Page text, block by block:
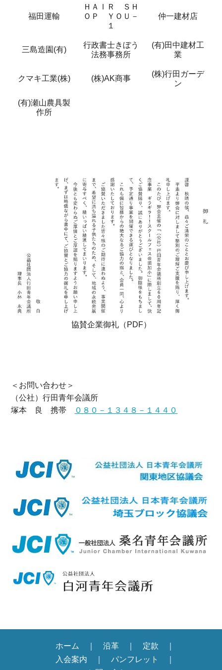
福田運輸
ＨＡＩＲ ＳＨ
ＯＰ ＹＯＵ－
１
仲一建材店
三島造園(有)
行政書士きぼう
法務事務所
(有)田中建材工
業
クマキ工業(株) (株)AK商事
(株)行田ガーデ
ン
(有)瀬山農具製
作所
協賛企業御礼（PDF）
＜お問い合わせ＞
（公社）行田青年会議所
塚本 良 携帯
０８０－１３４８－１４４０
ホーム 沿革
定款
入会案内
パンフレット